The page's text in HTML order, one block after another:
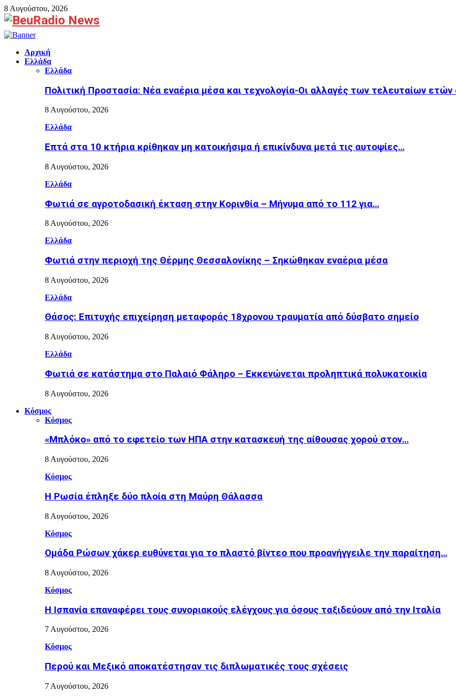
8 Αυγούστου, 2026
Facebook
Αρχική
Ελλάδα
Ελλάδα
Πολιτική Προστασία: Νέα εναέρια μέσα και τεχνολογία-Οι αλλαγές των τελευταίων
8 Αυγούστου, 2026
Ελλάδα
Επτά στα 10 κτήρια κρίθηκαν μη κατοικήσιμα ή επικίνδυνα μετά τις αυτοψίες…
8 Αυγούστου, 2026
Ελλάδα
Φωτιά σε αγροτοδασική έκταση στην Κορινθία – Μήνυμα από το 112 για…
8 Αυγούστου, 2026
Ελλάδα
Φωτιά στην περιοχή της Θέρμης Θεσσαλονίκης – Σηκώθηκαν εναέρια μέσα
8 Αυγούστου, 2026
Ελλάδα
Θάσος: Επιτυχής επιχείρηση μεταφοράς 18χρονου τραυματία από δύσβατο σημείο
8 Αυγούστου, 2026
Ελλάδα
Φωτιά σε κατάστημα στο Παλαιό Φάληρο – Εκκενώνεται προληπτικά πολυκατοικία
8 Αυγούστου, 2026
Κόσμος
Κόσμος
«Μπλόκο» από το εφετείο των ΗΠΑ στην κατασκευή της αίθουσας χορού στον…
8 Αυγούστου, 2026
Κόσμος
Η Ρωσία έπληξε δύο πλοία στη Μαύρη Θάλασσα
8 Αυγούστου, 2026
Κόσμος
Ομάδα Ρώσων χάκερ ευθύνεται για το πλαστό βίντεο που προανήγγειλε την παραίτηση…
8 Αυγούστου, 2026
Κόσμος
H Ισπανία επαναφέρει τους συνοριακούς ελέγχους για όσους ταξιδεύουν από την Ιταλία
7 Αυγούστου, 2026
Κόσμος
Περού και Μεξικό αποκατέστησαν τις διπλωματικές τους σχέσεις
7 Αυγούστου, 2026